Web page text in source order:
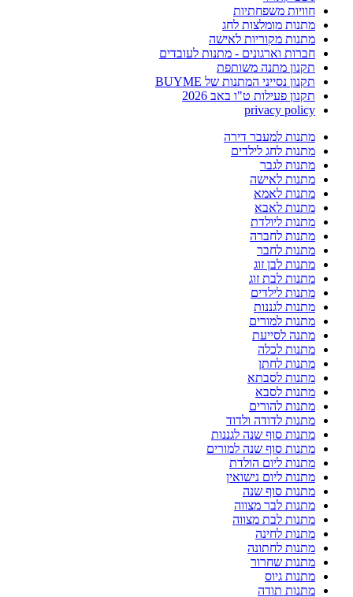
חוויות משפחתיות
מתנות מומלצות לחג
מתנות מקוריות לאישה
חברות וארגונים - מתנות לעובדים
תקנון מתנה משותפת
תקנון נסייני המתנות של BUYME
תקנון פעילות ט"ו באב 2026
privacy policy
מתנות למעבר דירה
מתנות לחג לילדים
מתנות לגבר
מתנות לאישה
מתנות לאמא
מתנות לאבא
מתנות ליולדת
מתנות לחברה
מתנות לחבר
מתנות לבן זוג
מתנות לבת זוג
מתנות לילדים
מתנות לגננות
מתנות למורים
מתנה לסייעת
מתנות לכלה
מתנות לחתן
מתנות לסבתא
מתנות לסבא
מתנות להורים
מתנות לדודה ולדוד
מתנות סוף שנה לגננות
מתנות סוף שנה למורים
מתנות ליום הולדת
מתנות ליום נישואין
מתנות סוף שנה
מתנות לבר מצווה
מתנות לבת מצווה
מתנות לחינה
מתנות לחתונה
מתנות שחרור
מתנות גיוס
מתנות תודה